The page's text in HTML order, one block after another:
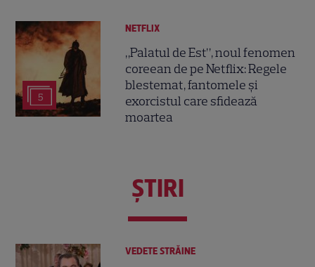
5
NETFLIX
„Palatul de Est”, noul fenomen
coreean de pe Netflix: Regele
blestemat, fantomele și
exorcistul care sfidează
moartea
ŞTIRI
VEDETE STRĂINE